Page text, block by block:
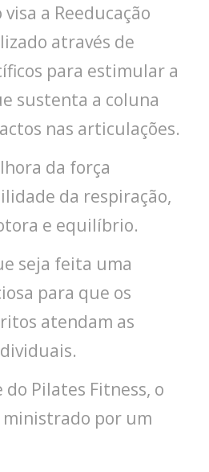
a Reeducação
através de
para estimular a
sustenta a coluna
nas articulações.
da força
da respiração,
e equilíbrio.
seja feita uma
para que os
atendam as
Pilates Fitness, o
ministrado por um